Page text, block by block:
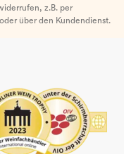
z.B. per
über den Kundendienst.